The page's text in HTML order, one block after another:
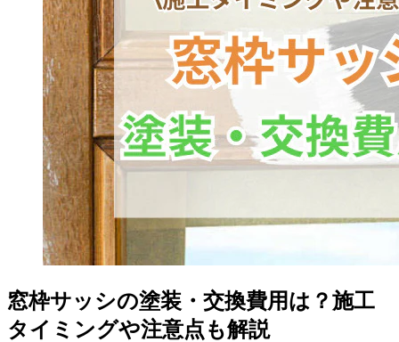
窓枠サッシの塗装・交換費用は？施工
タイミングや注意点も解説